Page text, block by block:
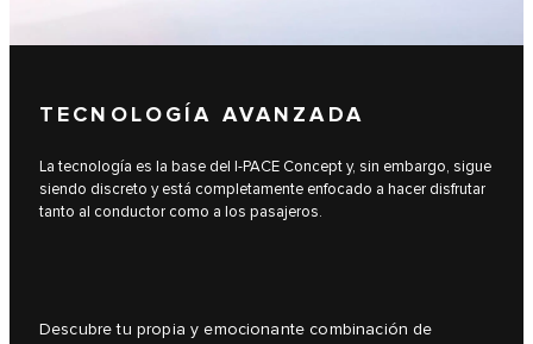
TECNOLOGÍA AVANZADA
La tecnología es la base del I‑PACE Concept y, sin embargo, sigue
siendo discreto y está completamente enfocado a hacer disfrutar
tanto al conductor como a los pasajeros.
Descubre tu propia y emocionante combinación de